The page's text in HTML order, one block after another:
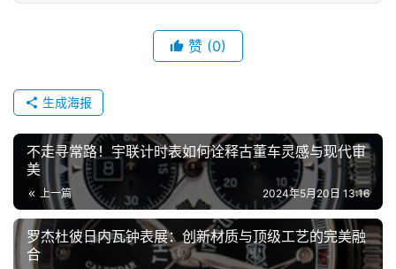
问
赞 (0)
生成海报
不走寻常路！宇联计时表如何诠释古董车灵感与现代审
美
上一篇 2024年5月20日 13:16
罗杰杜彼日内瓦钟表展：创新材质与顶级工艺的完美融
合